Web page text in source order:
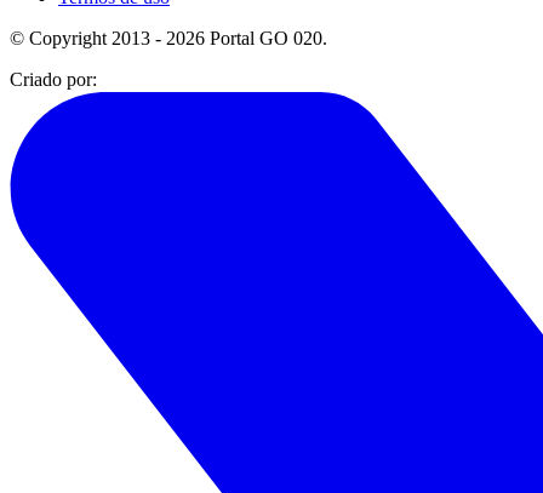
© Copyright 2013 - 2026 Portal GO 020.
Criado por: